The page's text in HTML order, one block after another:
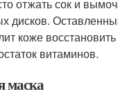
отжать сок и
дисков.
коже
витаминов.
маска